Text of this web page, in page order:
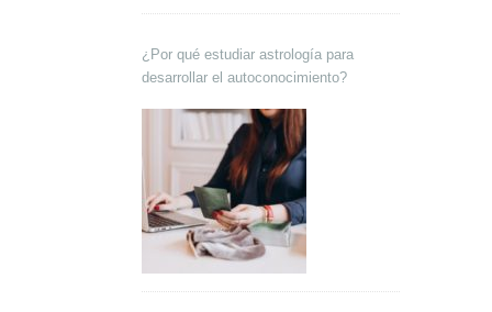
¿Por qué estudiar astrología para
desarrollar el autoconocimiento?